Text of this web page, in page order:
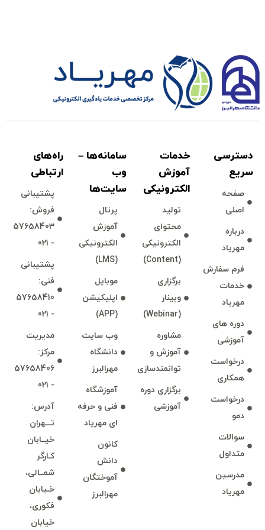
دسترسی
سريع
صفحه
اصلی
درباره
مهرياد
فرم سفارش
خدمات
مهرياد
دوره های
آموزشی
درخواست
همكاری
درخواست
دمو
سوالات
متداول
مدرسين
مهرياد
خدمات
آموزش
الكترونیكی
توليد
محتوای
الكترونیكی
(Content)
برگزاری
وبينار
(Webinar)
مشاوره
آموزش و
توانمند‌‌سازی
برگزاری دوره
آموزشی
سامانه‌ها –
وب
سايت‌ها
پرتال
آموزش
الكترونیكی
(LMS)
موبايل
اپليكيشن
(APP)
وب سايت
دانشگاه
مهرالبرز
آموزشگاه
فنی و حرفه
ای مهرياد
كانون
دانش
آموختگان
مهرالبرز
راه‌های
ارتباطی
پشتيبانی
فروش:
57658403
- 021
پشتيبانی
فنی:
57658410
- 021
مديريت
مركز:
57658406
- 021
آدرس:
تـــهران
خيــابان
كـارگر
شمــالی،
خـيابان
فكوری،
خيابان